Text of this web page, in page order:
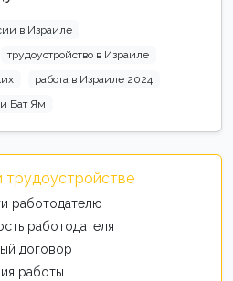
в Израиле
трудоустройство в Израиле
работа в Израиле 2024
Бат Ям
трудоустройстве
работодателю
работодателя
договор
работы